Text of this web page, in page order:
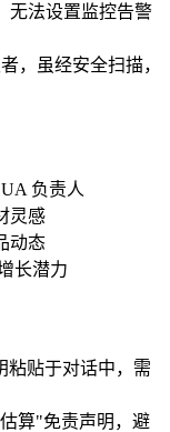
无法设置监控告警
，虽经安全扫描，
负责人
灵感
动态
长潜力
粘贴于对话中，需
算"免责声明，避